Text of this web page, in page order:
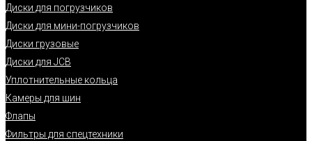
Диски для погрузчиков
Диски для мини-погрузчиков
Диски грузовые
Диски для JCB
Уплотнительные кольца
Камеры для шин
Флапы
Фильтры для спецтехники